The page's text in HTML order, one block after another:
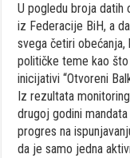
U pogledu broja datih
iz Federacije BiH, a
svega četiri obećanja,
političke teme kao što
inicijativi “Otvoreni
Iz rezultata
drugoj godini
progres na
da je samo jedna